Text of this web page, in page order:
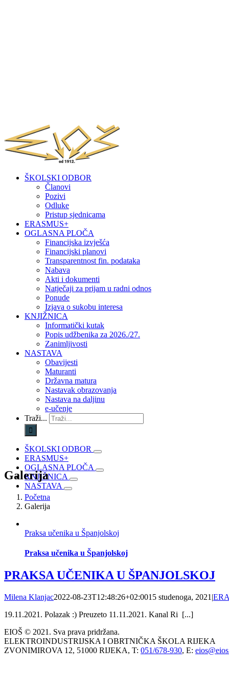
ŠKOLSKI ODBOR
Članovi
Pozivi
Odluke
Pristup sjednicama
ERASMUS+
OGLASNA PLOČA
Financijska izvješća
Financijski planovi
Transparentnost fin. podataka
Nabava
Akti i dokumenti
Natječaji za prijam u radni odnos
Ponude
Izjava o sukobu interesa
KNJIŽNICA
Informatički kutak
Popis udžbenika za 2026./27.
Zanimljivosti
NASTAVA
Obavijesti
Maturanti
Državna matura
Nastavak obrazovanja
Nastava na daljinu
e-učenje
Traži...
ŠKOLSKI ODBOR
ERASMUS+
OGLASNA PLOČA
KNJIŽNICA
NASTAVA
Galerija
Početna
Galerija
Praksa učenika u Španjolskoj
Praksa učenika u Španjolskoj
PRAKSA UČENIKA U ŠPANJOLSKOJ
Milena Klanjac2022-08-23T12:48:26+02:0015 studenoga, 2021 |
19.11.2021. Polazak :) Preuzeto 11.11.2021. Kanal Ri [...]
EIOŠ © 2021. Sva prava pridržana.
ELEKTROINDUSTRIJSKA I OBRTNIČKA ŠKOLA RIJEKA
ZVONIMIROVA 12, 51000 RIJEKA, T: 051/678-930, E: